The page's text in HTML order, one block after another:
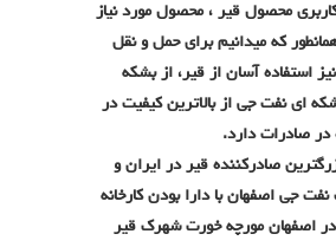
محصول قیر ، محصول مورد نياز
که میدانیم برای حمل و نقل
استفاده آسان از قیر، از بشکه
ای نفت جی از بالاترین کیفیت در
در صادرات دارد.
صادرکننده قیر در ایران و
جی اصفهان با دارا بودن کارخانه
اصفهان مورچه خورت شهرک قیر